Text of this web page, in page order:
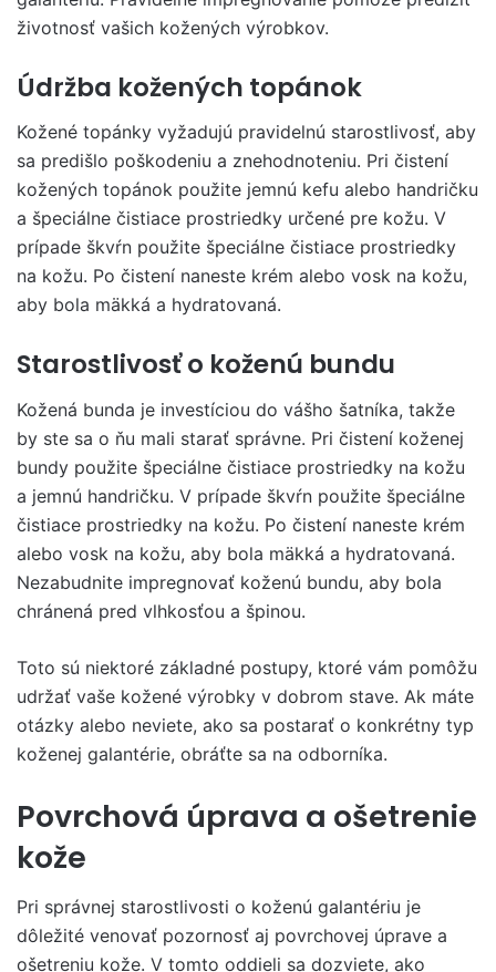
životnosť vašich kožených výrobkov.
Údržba kožených topánok
Kožené topánky vyžadujú pravidelnú starostlivosť, aby
sa predišlo poškodeniu a znehodnoteniu. Pri čistení
kožených topánok použite jemnú kefu alebo handričku
a špeciálne čistiace prostriedky určené pre kožu. V
prípade škvŕn použite špeciálne čistiace prostriedky
na kožu. Po čistení naneste krém alebo vosk na kožu,
aby bola mäkká a hydratovaná.
Starostlivosť o koženú bundu
Kožená bunda je investíciou do vášho šatníka, takže
by ste sa o ňu mali starať správne. Pri čistení koženej
bundy použite špeciálne čistiace prostriedky na kožu
a jemnú handričku. V prípade škvŕn použite špeciálne
čistiace prostriedky na kožu. Po čistení naneste krém
alebo vosk na kožu, aby bola mäkká a hydratovaná.
Nezabudnite impregnovať koženú bundu, aby bola
chránená pred vlhkosťou a špinou.
Toto sú niektoré základné postupy, ktoré vám pomôžu
udržať vaše kožené výrobky v dobrom stave. Ak máte
otázky alebo neviete, ako sa postarať o konkrétny typ
koženej galantérie, obráťte sa na odborníka.
Povrchová úprava a ošetrenie
kože
Pri správnej starostlivosti o koženú galantériu je
dôležité venovať pozornosť aj povrchovej úprave a
ošetreniu kože. V tomto oddieli sa dozviete, ako